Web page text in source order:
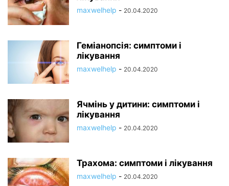
maxwelhelp - 20.04.2020
Геміанопсія: симптоми і
лікування
maxwelhelp - 20.04.2020
Ячмінь у дитини: симптоми і
лікування
maxwelhelp - 20.04.2020
Трахома: симптоми і лікування
maxwelhelp - 20.04.2020